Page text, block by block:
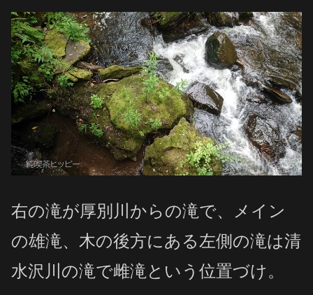
右の滝が厚別川からの滝で、メイン
の雄滝、木の後方にある左側の滝は清
水沢川の滝で雌滝という位置づけ。